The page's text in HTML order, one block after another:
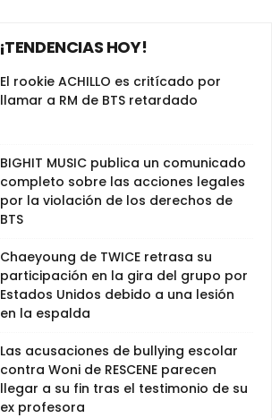
¡TENDENCIAS HOY!
El rookie ACHILLO es critícado por
llamar a RM de BTS retardado
BIGHIT MUSIC publica un comunicado
completo sobre las acciones legales
por la violación de los derechos de
BTS
Chaeyoung de TWICE retrasa su
participación en la gira del grupo por
Estados Unidos debido a una lesión
en la espalda
Las acusaciones de bullying escolar
contra Woni de RESCENE parecen
llegar a su fin tras el testimonio de su
ex profesora